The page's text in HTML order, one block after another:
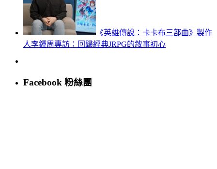
《英雄傳說：卡卡布三部曲》製作
人李鍾周專訪：回歸經典JRPG的敘事初心
Facebook 粉絲團